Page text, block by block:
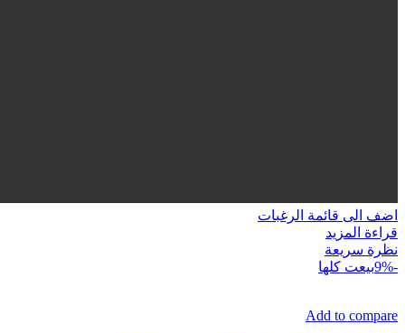
اضف الى قائمة الرغبات
قراءة المزيد
نظرة سريعة
-9%
بيعت كلها
Add to compare